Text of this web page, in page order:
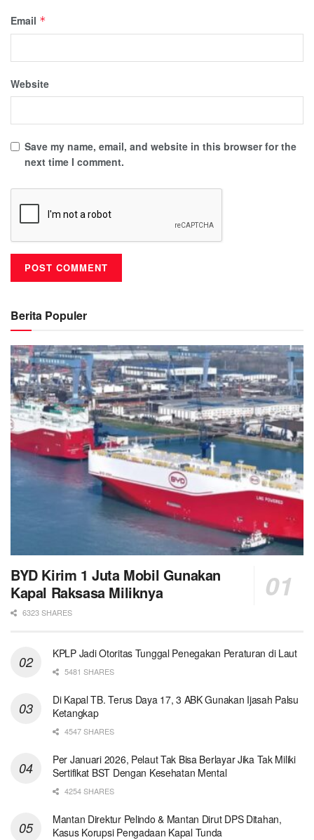
Email *
Website
Save my name, email, and website in this browser for the
next time I comment.
Berita Populer
BYD Kirim 1 Juta Mobil Gunakan
Kapal Raksasa Miliknya
6323 SHARES
KPLP Jadi Otoritas Tunggal Penegakan Peraturan di Laut
5481 SHARES
Di Kapal TB. Terus Daya 17, 3 ABK Gunakan Ijasah Palsu
Ketangkap
4547 SHARES
Per Januari 2026, Pelaut Tak Bisa Berlayar Jika Tak Miliki
Sertifikat BST Dengan Kesehatan Mental
4254 SHARES
Mantan Direktur Pelindo & Mantan Dirut DPS Ditahan,
Kasus Korupsi Pengadaan Kapal Tunda